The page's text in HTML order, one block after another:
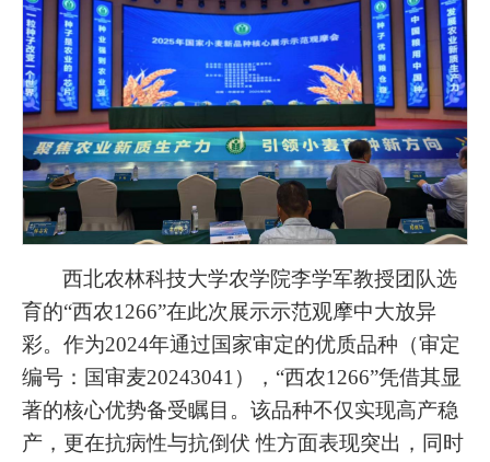
西北农林科技大学农学院李学军教授团队选
育的“西农1266”在此次展示示范观摩中大放异
彩。作为2024年通过国家审定的优质品种（审定
编号：国审麦20243041），“西农1266”凭借其显
著的核心优势备受瞩目。该品种不仅实现高产稳
产，更在抗病性与抗倒伏 性方面表现突出，同时